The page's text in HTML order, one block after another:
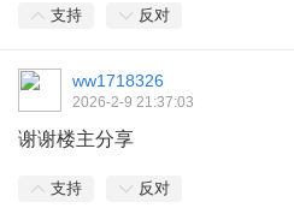
支持 反对
ww1718326
2026-2-9 21:37:03
谢谢楼主分享
支持 反对